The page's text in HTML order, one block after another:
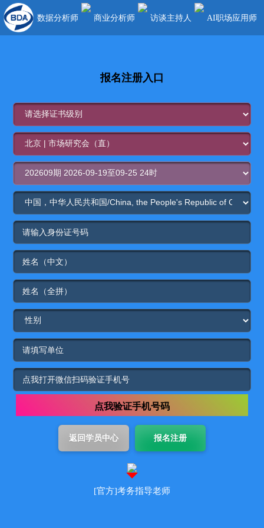
数据分析师 商业分析师 访谈主持人 AI职场应用师
报名注册入口
点我验证手机号码
[官方]考务指导老师